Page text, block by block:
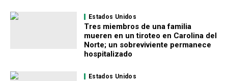
Estados Unidos
Tres miembros de una familia
mueren en un tiroteo en Carolina del
Norte; un sobreviviente permanece
hospitalizado
Estados Unidos